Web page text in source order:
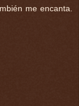
me encanta.